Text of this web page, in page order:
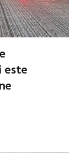
este